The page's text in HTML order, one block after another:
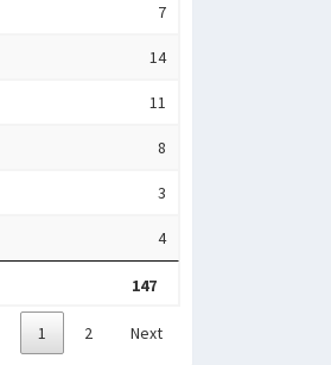
7
14
11
8
3
4
147
1 2 Next